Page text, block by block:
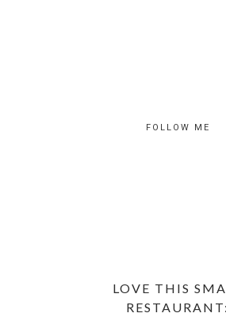
FOLLOW ME
LOVE THIS
RESTAURANT: